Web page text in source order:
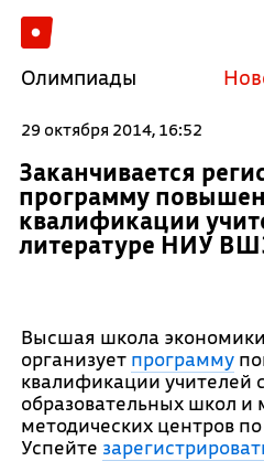
Олимпиады
29 октября 2014, 16:52
Заканчивается
программу
квалификации
литературе НИУ
Высшая школа экономики
организует программу
квалификации учителей
образовательных школ и
методических центров по
Успейте